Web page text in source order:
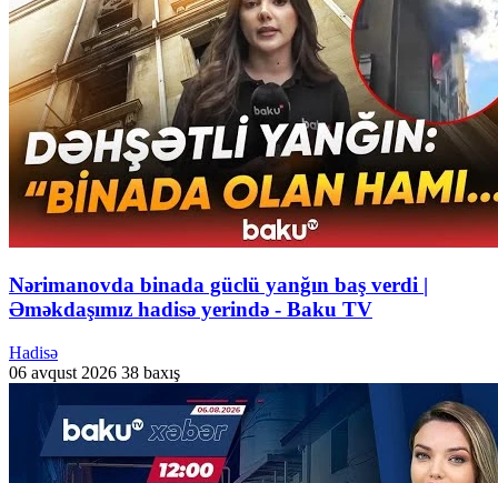
Nərimanovda binada güclü yanğın baş verdi |
Əməkdaşımız hadisə yerində - Baku TV
Hadisə
06 avqust 2026 38 baxış